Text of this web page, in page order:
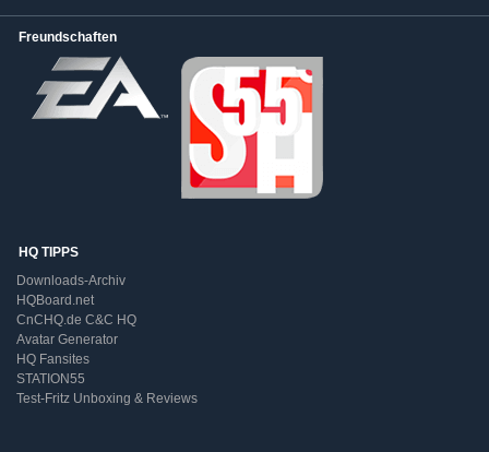
Freundschaften
HQ TIPPS
Downloads-Archiv
HQBoard.net
CnCHQ.de C&C HQ
Avatar Generator
HQ Fansites
STATION55
Test-Fritz Unboxing & Reviews